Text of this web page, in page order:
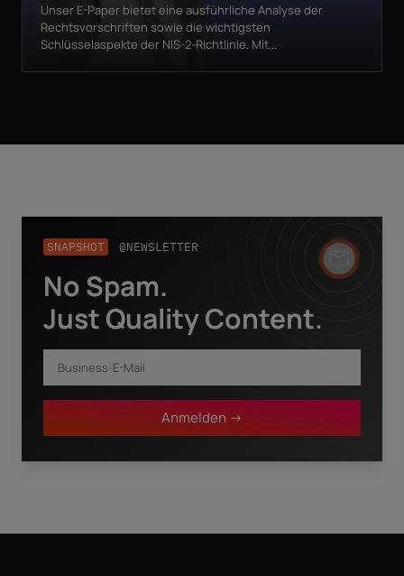
Unser E-Paper bietet eine ausführliche Analyse der
Rechtsvorschriften sowie die wichtigsten
Schlüsselaspekte der NIS-2-Richtlinie. Mit...
SNAPSHOT @NEWSLETTER
No Spam.
Just Quality Content.
Anmelden ->
Business-E-Mail*
Vorname*
erfasst und gespeichert werden, um meine Anfrage zu